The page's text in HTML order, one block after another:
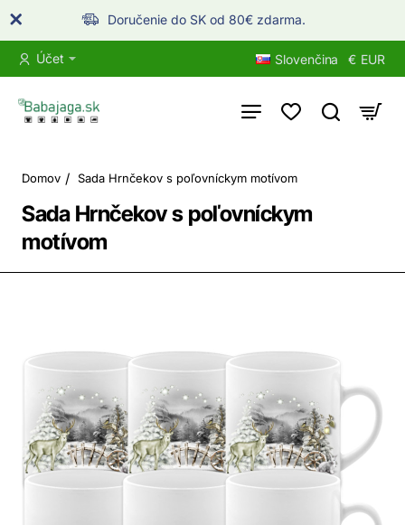
Doručenie do SK od 80€ zdarma.
Účet Slovenčina € EUR
Sada Hrnčekov s poľovníckym
motívom
Domov homeSada Hrnčekov s poľovníckym motívom